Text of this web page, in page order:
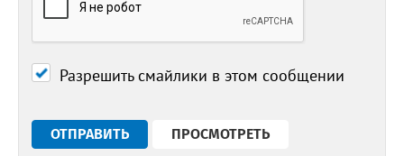
Разрешить смайлики в этом сообщении